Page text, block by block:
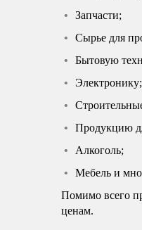
Запчасти;
Сырье для
Бытовую
Электронику;
Продукцию
Алкоголь;
Мебель и
Помимо всего
ценам.